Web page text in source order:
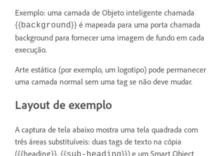
Exemplo: uma camada de Objeto inteligente chamada
{{background}} é mapeada para uma porta chamada
background para fornecer uma imagem de fundo em cada
execução.
Arte estática (por exemplo, um logotipo) pode permanecer
uma camada normal sem uma tag se não deve mudar.
Layout de exemplo
A captura de tela abaixo mostra uma tela quadrada com
três áreas substituíveis: duas tags de texto na cópia
({{heading}}, {{
}}) e um Smart Object